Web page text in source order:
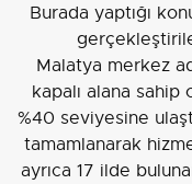
Burada yaptığı
Malatya merkez
kapalı alana sahip
%40 seviyesine
tamamlanarak
ayrıca 17 ilde